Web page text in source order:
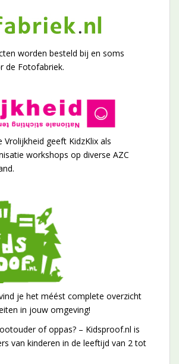
worden besteld bij en soms
de Fotofabriek.
Vrolijkheid geeft KidzKlix als
workshops op diverse AZC
je het méést complete overzicht
in jouw omgeving!
of oppas? – Kidsproof.nl is
van kinderen in de leeftijd van 2 tot